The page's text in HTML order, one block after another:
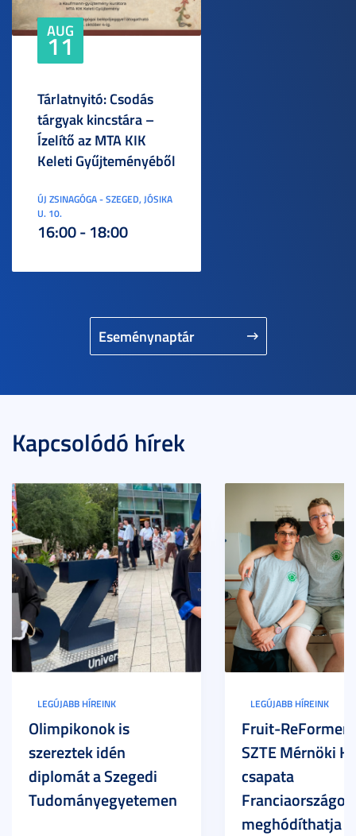
Eseménynaptár
AUG
11
Tárlatnyitó: Csodás
tárgyak kincstára –
Ízelítő az MTA KIK
Keleti Gyűjteményéből
ÚJ ZSINAGÓGA - SZEGED, JÓSIKA
U. 10.
16:00 - 18:00
Kapcsolódó hírek
LEGÚJABB HÍREINK
Olimpikonok is
szereztek idén
diplomát a Szegedi
Tudományegyetemen
LEGÚJABB HÍREINK
Fruit-
SZTE Mérnöki
csapata
Franciaországot
meghódíthatja